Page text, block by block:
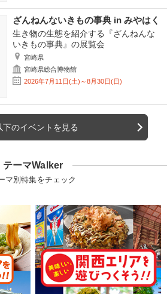
ざんねんないきもの事典 in みやはく
生き物の生態を紹介する『ざんねんな
いきもの事典』の展覧会
宮崎県
宮崎県総合博物館
2026年7月11日(土)～8月30日(日)
下のイベントを見る
テーマWalker
マ別特集をチェック